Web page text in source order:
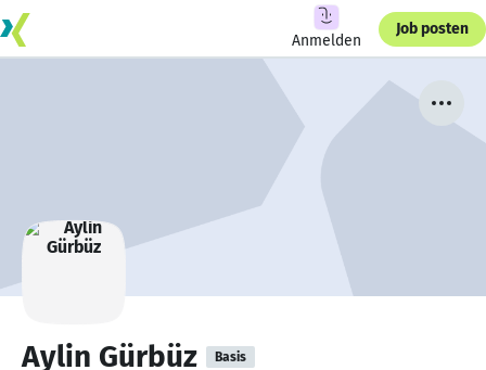
Anmelden
Job posten
Aylin Gürbüz Basis